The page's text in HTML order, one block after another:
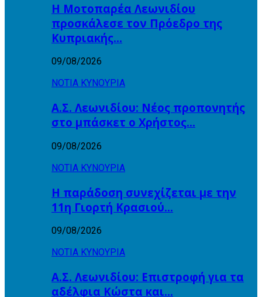
Η Μοτοπαρέα Λεωνιδίου
προσκάλεσε τον Πρόεδρο της
Κυπριακής…
09/08/2026
ΝΟΤΙΑ ΚΥΝΟΥΡΙΑ
Α.Σ. Λεωνιδίου: Νέος προπονητής
στο μπάσκετ ο Χρήστος…
09/08/2026
ΝΟΤΙΑ ΚΥΝΟΥΡΙΑ
Η παράδοση συνεχίζεται με την
11η Γιορτή Κρασιού…
09/08/2026
ΝΟΤΙΑ ΚΥΝΟΥΡΙΑ
Α.Σ. Λεωνιδίου: Επιστροφή για τα
αδέλφια Κώστα και…